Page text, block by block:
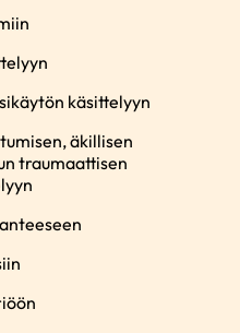
käsittelyyn
äkillisen
traumaattisen